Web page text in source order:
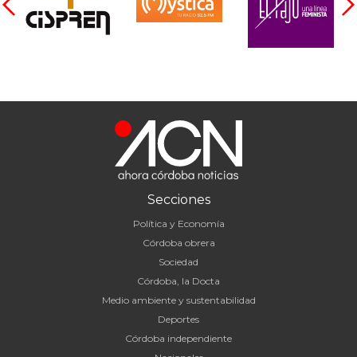
Secciones
Política y Economía
Córdoba obrera
Sociedad
Córdoba, la Docta
Medio ambiente y sustentabilidad
Deportes
Córdoba independiente